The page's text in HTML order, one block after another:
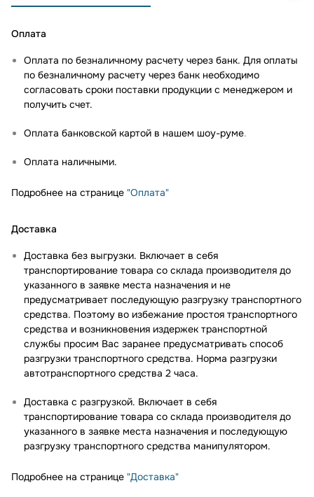
Оплата
Оплата по безналичному расчету через банк. Для оплаты
по безналичному расчету через банк необходимо
согласовать сроки поставки продукции с менеджером и
получить счет.
Оплата банковской картой в нашем шоу-руме.
Оплата наличными.
Подробнее на странице "Оплата"
Доставка
Доставка без выгрузки. Включает в себя
транспортирование товара со склада производителя до
указанного в заявке места назначения и не
предусматривает последующую разгрузку транспортного
средства. Поэтому во избежание простоя транспортного
средства и возникновения издержек транспортной
службы просим Вас заранее предусматривать способ
разгрузки транспортного средства. Норма разгрузки
автотранспортного средства 2 часа.
Доставка с разгрузкой. Включает в себя
транспортирование товара со склада производителя до
указанного в заявке места назначения и последующую
разгрузку транспортного средства манипулятором.
Подробнее на странице "Доставка"